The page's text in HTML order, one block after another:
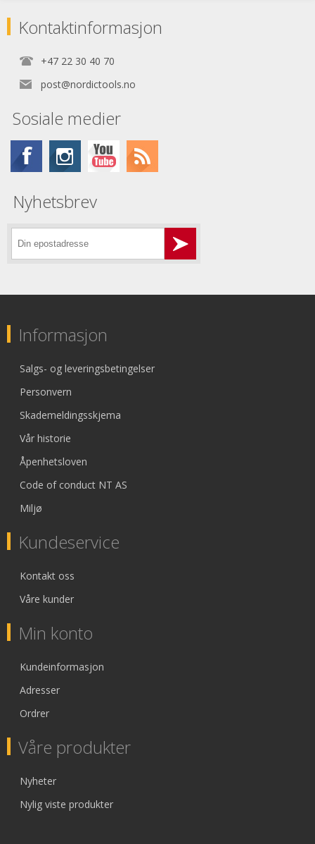
Kontaktinformasjon
+47 22 30 40 70
post@nordictools.no
Sosiale medier
Nyhetsbrev
Informasjon
Salgs- og leveringsbetingelser
Personvern
Skademeldingsskjema
Vår historie
Åpenhetsloven
Code of conduct NT AS
Miljø
Kundeservice
Kontakt oss
Våre kunder
Min konto
Kundeinformasjon
Adresser
Ordrer
Våre produkter
Nyheter
Nylig viste produkter